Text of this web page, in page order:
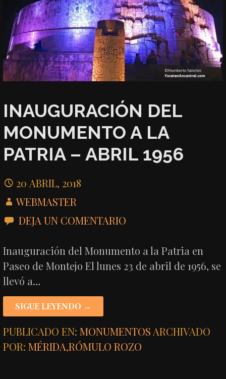
INAUGURACIÓN DEL
MONUMENTO A LA
PATRIA – ABRIL 1956
20 ABRIL, 2018
WEBMASTER
DEJA UN COMENTARIO
Inauguración del Monumento a la Patria en
Paseo de Montejo El lunes 23 de abril de 1956, se
llevó a…
SIGUE LEYENDO →
PUBLICADO EN:MONUMENTOS ARCHIVADO
POR:MÉRIDA,RÓMULO ROZO